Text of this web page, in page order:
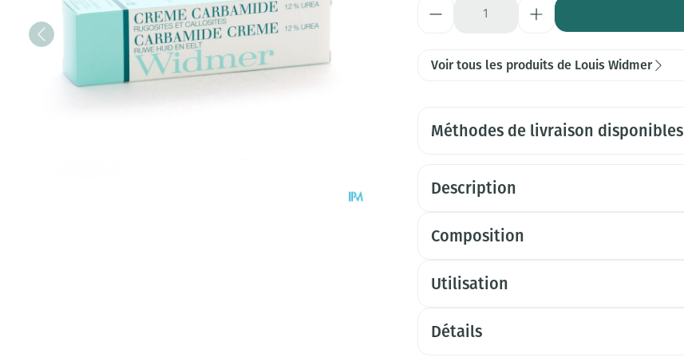
Voir tous les produits de Louis Widmer
Méthodes de livraison disponibles
Description
Composition
Utilisation
Détails